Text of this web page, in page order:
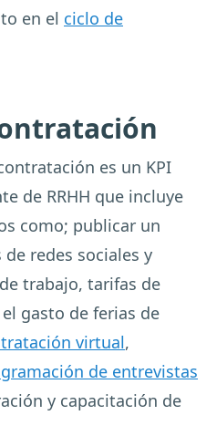
en el ciclo de
es un KPI
de RRHH que incluye
como; publicar un
redes sociales y
trabajo, tarifas de
gasto de ferias de
virtual,
de entrevistas
y capacitación de